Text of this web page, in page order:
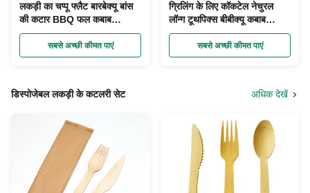
लकड़ी का चप्पू फ्लैट बारबेक्यू बांस
की कटार BBQ फल कबाब
डिस्पोजेबल
सबसे अच्छी कीमत पाएं
ग्रिलिंग के लिए कॉकटेल नेचुरल
लॉन्ग टूथपिक्स बीबीक्यू कबाब
स्केवर्स चुनता है
सबसे अच्छी कीमत पाएं
डिस्पोजेबल लकड़ी के कटलरी सेट अधिक देखें